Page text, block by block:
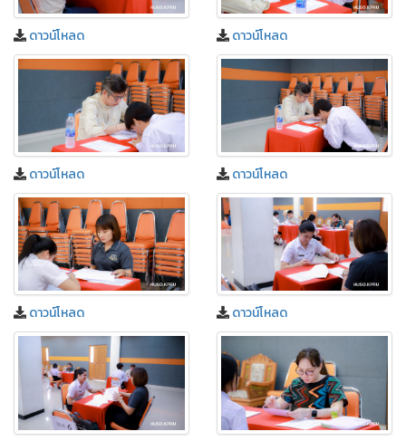
ดาวน์โหลด ดาวน์โหลด
ดาวน์โหลด ดาวน์โหลด
ดาวน์โหลด ดาวน์โหลด